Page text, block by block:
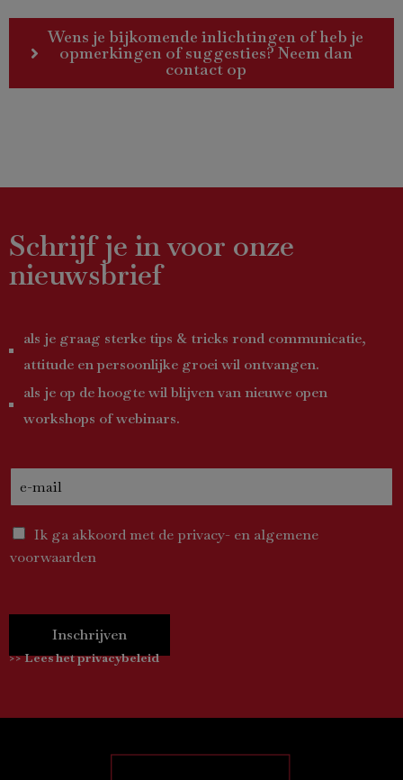
Wens je bijkomende inlichtingen of heb je
opmerkingen of suggesties? Neem dan
contact op
Schrijf je in voor onze
nieuwsbrief
als je graag sterke tips & tricks rond communicatie,
attitude en persoonlijke groei wil ontvangen.
als je op de hoogte wil blijven van nieuwe open
workshops of webinars.
Ik ga akkoord met de privacy- en algemene
voorwaarden
Inschrijven
>> Lees het privacybeleid